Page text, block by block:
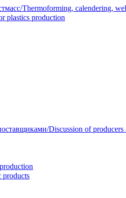
Thermoforming, calendering,
plastics production
Discussion of producers
products